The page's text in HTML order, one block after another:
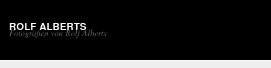
ROLF ALBERTS
Fotografien von Rolf Alberts